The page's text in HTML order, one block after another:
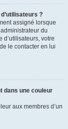
?
assigné lorsque
du
d’utilisateurs, votre
le contacter en lui
dans une couleur
aux membres d’un